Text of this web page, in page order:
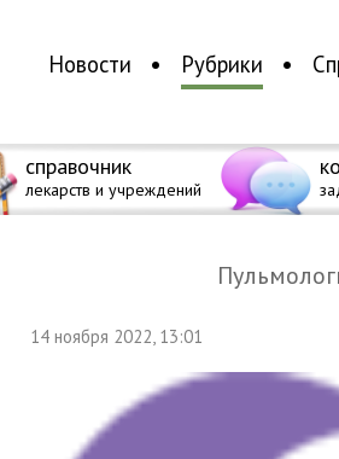
Новости Рубрики
справочник
лекарств и учреждений
14 ноября 2022, 13:01